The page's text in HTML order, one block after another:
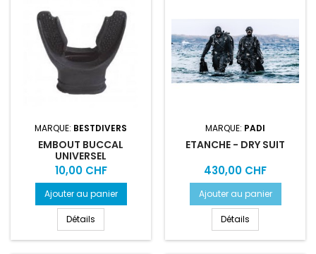
MARQUE: BESTDIVERS
EMBOUT BUCCAL
UNIVERSEL
Prix
10,00 CHF
Ajouter au panier
Détails
MARQUE: PADI
ETANCHE - DRY SUIT
Prix
430,00 CHF
Ajouter au panier
Détails